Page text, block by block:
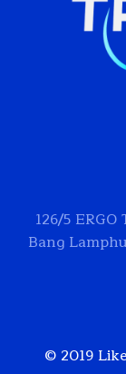
126/5 ERGO
Bang
© 2019